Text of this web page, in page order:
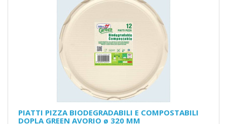
PIATTI PIZZA BIODEGRADABILI E COMPOSTABILI
DOPLA GREEN AVORIO ø 320 MM